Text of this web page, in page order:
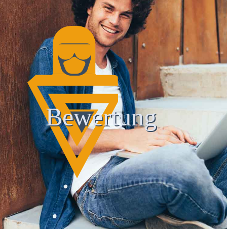
Bewertung